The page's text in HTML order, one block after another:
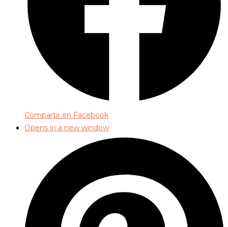
Compartir en Facebook
Opens in a new window